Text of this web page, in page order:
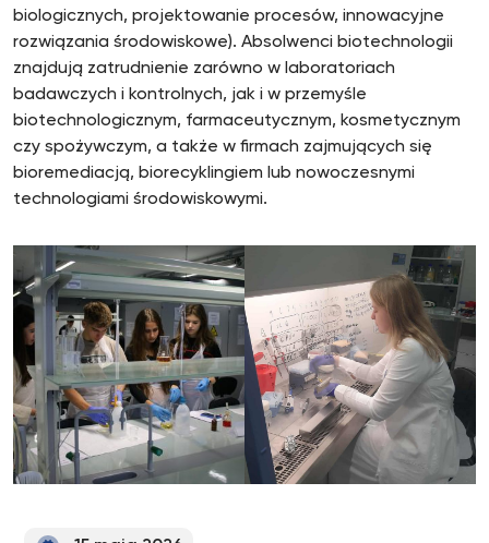
biologicznych, projektowanie procesów, innowacyjne
rozwiązania środowiskowe). Absolwenci biotechnologii
znajdują zatrudnienie zarówno w laboratoriach
badawczych i kontrolnych, jak i w przemyśle
biotechnologicznym, farmaceutycznym, kosmetycznym
czy spożywczym, a także w firmach zajmujących się
bioremediacją, biorecyklingiem lub nowoczesnymi
technologiami środowiskowymi.